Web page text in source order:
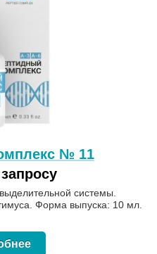
№ 11
системы.
Форма выпуска: 10 мл.